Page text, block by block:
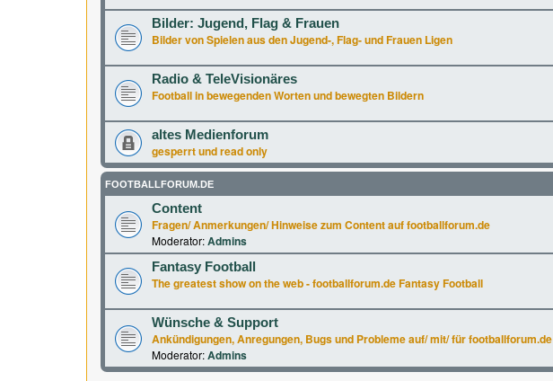
Bilder: Jugend, Flag & Frauen
Bilder von Spielen aus den Jugend-, Flag- und Frauen Ligen
Radio & TeleVisionäres
Football in bewegenden Worten und bewegten Bildern
altes Medienforum
gesperrt und read only
FOOTBALLFORUM.DE
Content
Fragen/ Anmerkungen/ Hinweise zum Content auf footballforum.de
Moderator:Admins
Fantasy Football
The greatest show on the web - footballforum.de Fantasy Football
Wünsche & Support
Ankündigungen, Anregungen, Bugs und Probleme auf/ mit/ für footballforum.de
Moderator:Admins